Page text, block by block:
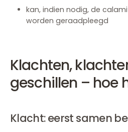
kan, indien nodig, de
worden geraadpleegd
Klachten,
geschillen – hoe
Klacht: eerst samen